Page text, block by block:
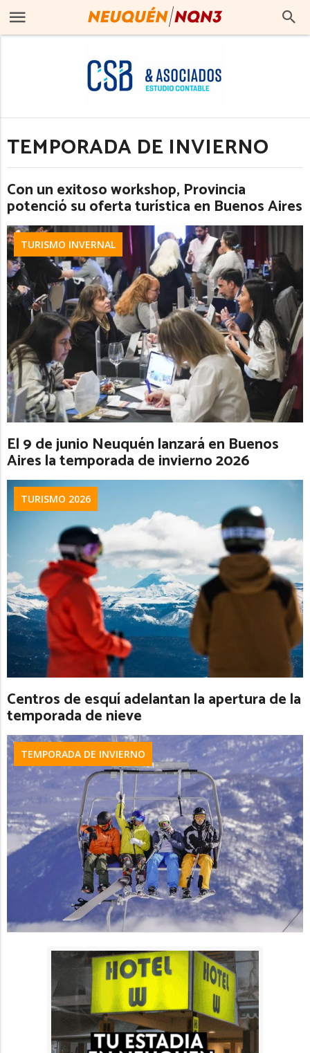
TEMPORADA DE INVIERNO
Con un exitoso workshop, Provincia
potenció su oferta turística en Buenos Aires
TURISMO INVERNAL
El 9 de junio Neuquén lanzará en Buenos
Aires la temporada de invierno 2026
TURISMO 2026
Centros de esquí adelantan la apertura de la
temporada de nieve
TEMPORADA DE INVIERNO